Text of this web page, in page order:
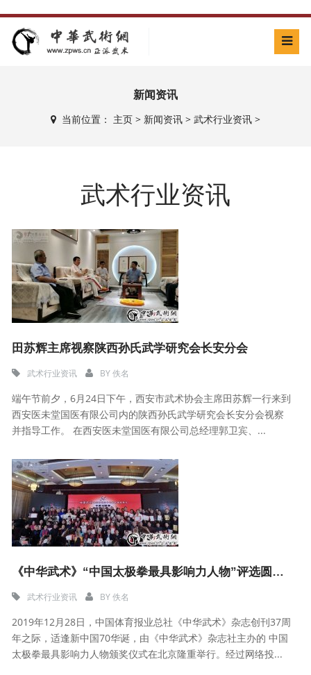
新闻资讯
当前位置： 主页> 新闻资讯> 武术行业资讯>
武术行业资讯
田苏辉主席视察陕西孙氏武学研究会长安分会
武术行业资讯 BY佚名
端午节前夕，6月24日下午，西安市武术协会主席田苏辉一行来到
西安医未堂国医有限公司内的陕西孙氏武学研究会长安分会视察
并指导工作。 在西安医未堂国医有限公司总经理郭卫宾、...
《中华武术》“中国太极拳最具影响力人物”评选圆满落幕
武术行业资讯 BY佚名
2019年12月28日，中国体育报业总社《中华武术》杂志创刊37周
年之际，适逢新中国70华诞，由《中华武术》杂志社主办的 中国
太极拳最具影响力人物颁奖仪式在北京隆重举行。经过网络投...